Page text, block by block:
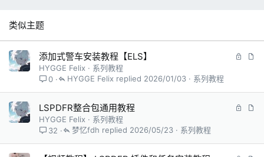
类似主题
锁
添加式警车安装教程【ELS】
HYGGE Felix
系列教程
0
系列教程
2026/01/03
HYGGE Felix
锁
LSPDFR整合包通用教程
HYGGE Felix
系列教程
32
系列教程
2026/05/23
梦忆fdh